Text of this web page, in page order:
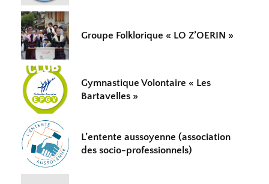
Groupe Folklorique « LO Z’OERIN »
Gymnastique Volontaire « Les
Bartavelles »
L’entente aussoyenne (association
des socio-professionnels)